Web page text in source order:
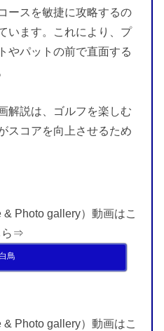
ースを敏捷に攻略するの
います。これにより、プ
やパットの前で直面する
解説は、ゴルフを楽しむ
スコアを向上させるため
Photo gallery）動画はこ
ら⇒
白鳥
Photo gallery）動画はこ